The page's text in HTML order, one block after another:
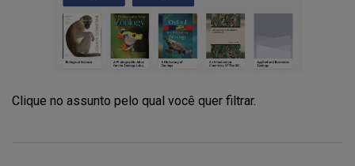
Clique no assunto pelo qual você quer filtrar.